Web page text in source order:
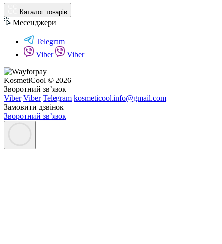
Каталог товарів
Месенджери
Telegram
Viber
Viber
KosmetiCool © 2026
Зворотний зв’язок
Viber Viber Telegram kosmeticool.info@gmail.com
Замовити дзвінок
Зворотний зв’язок